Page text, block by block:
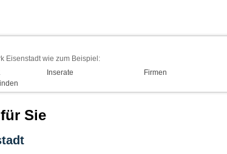
Eisenstadt wie zum Beispiel:
Inserate Firmen
Sie